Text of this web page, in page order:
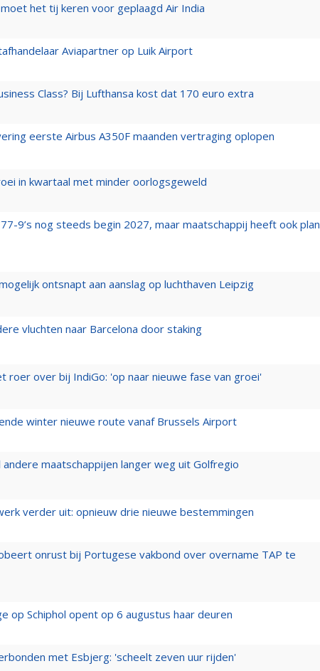
het tij keren voor geplaagd Air India
Aviapartner op Luik Airport
Class? Bij Lufthansa kost dat 170 euro extra
eerste Airbus A350F maanden vertraging oplopen
in kwartaal met minder oorlogsgeweld
9’s nog steeds begin 2027, maar maatschappij heeft ook plan
ontsnapt aan aanslag op luchthaven Leipzig
vluchten naar Barcelona door staking
roer over bij IndiGo: 'op naar nieuwe fase van groei'
winter nieuwe route vanaf Brussels Airport
maatschappijen langer weg uit Golfregio
verder uit: opnieuw drie nieuwe bestemmingen
onrust bij Portugese vakbond over overname TAP te
op Schiphol opent op 6 augustus haar deuren
met Esbjerg: 'scheelt zeven uur rijden'